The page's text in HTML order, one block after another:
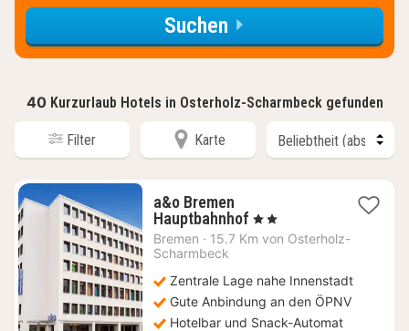
Suchen
40 Kurzurlaub Hotels in Osterholz-Scharmbeck gefunden
Filter Karte
a&o Bremen
Hauptbahnhof 2
Nächte
€
, 2 Sterne
Bremen · 15.7 Km von Osterholz-
Scharmbeck
Zentrale Lage nahe Innenstadt
Gute Anbindung an den ÖPNV
Hotelbar und Snack-Automat